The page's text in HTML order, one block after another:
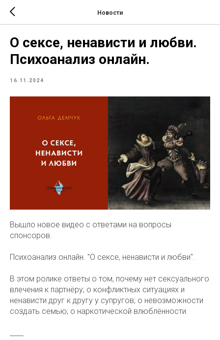
Новости
О сексе, ненависти и любви.
Психоанализ онлайн.
16.11.2024
Вышло новое видео с ответами на вопросы
спонсоров.
Психоанализ онлайн. "О сексе, ненависти и любви".
В этом ролике ответы о том, почему нет сексуального
влечения к партнёру; о конфликтных ситуациях и
ненависти друг к другу у супругов; о невозможности
создать семью; о наркотической влюблённости.